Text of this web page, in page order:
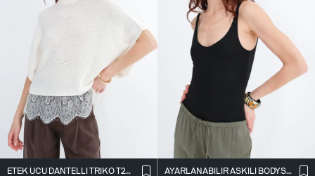
ETEK UCU DANTELLI TRIKO T261025
AYARLANABILIR ASKILI BODYSUIT Z2011